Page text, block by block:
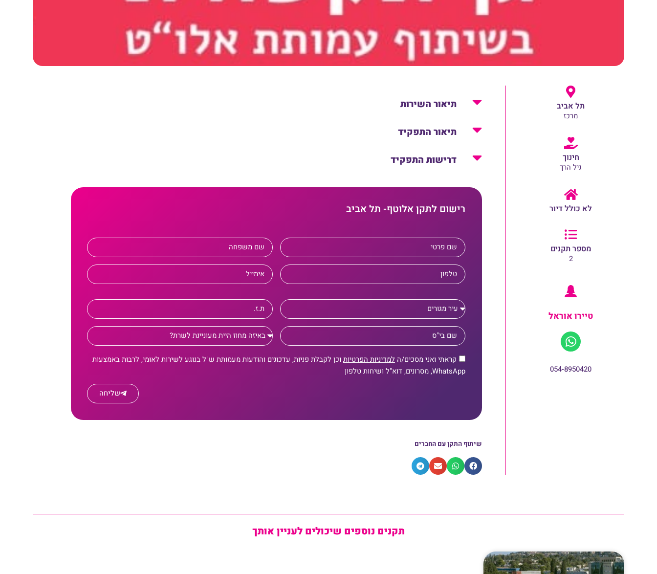
תל אביב
מרכז
חינוך
גיל הרך
לא כולל דיור
מספר תקנים
2
טיירו אוראל
054-8950420
תיאור השירות
תיאור התפקיד
דרישות התפקיד
רישום לתקן אלוטף- תל אביב
קראתי ואני מסכים/ה למדיניות הפרטיות וכן לקבלת פניות, עדכונים והודעות מעמותת ש"ל בנוגע לשירות לאומי, לרבות באמצעות
WhatsApp, מסרונים, דוא"ל ושיחות טלפון
שליחה
שיתוף התקן עם החברים
תקנים נוספים שיכולים לעניין אותך